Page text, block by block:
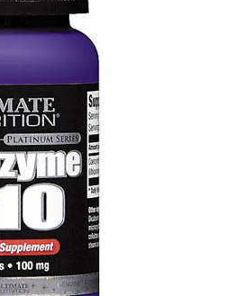
ЖИРОСЖИГАТЕЛИ
ЗМА (ZMA)